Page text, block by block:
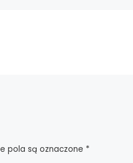
pola są oznaczone *